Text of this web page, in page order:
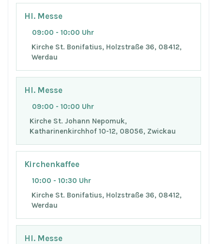
Hl. Messe
09:00 - 10:00 Uhr
Kirche St. Bonifatius, Holzstraße 36, 08412,
Werdau
Hl. Messe
09:00 - 10:00 Uhr
Kirche St. Johann Nepomuk,
Katharinenkirchhof 10-12, 08056, Zwickau
Kirchenkaffee
10:00 - 10:30 Uhr
Kirche St. Bonifatius, Holzstraße 36, 08412,
Werdau
Hl. Messe